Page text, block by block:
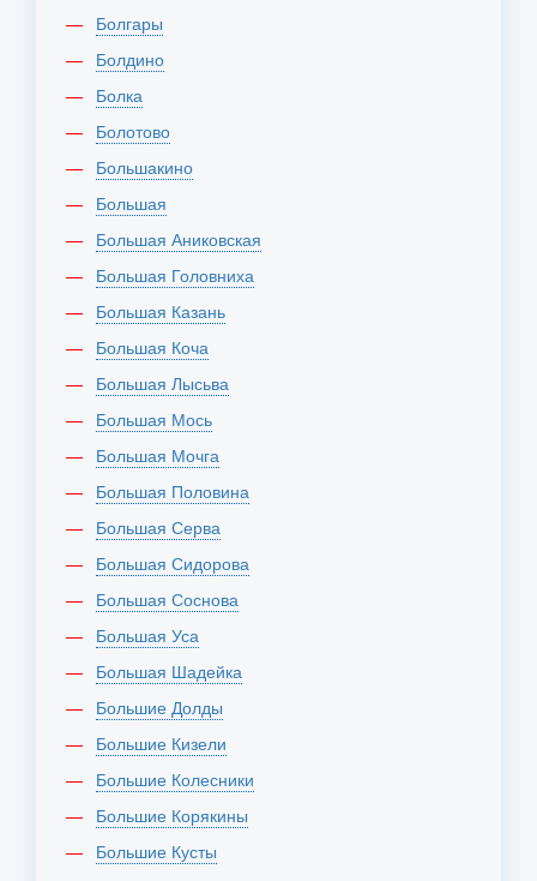
Болгары
Болдино
Болка
Болотово
Большакино
Большая
Большая Аниковская
Большая Головниха
Большая Казань
Большая Коча
Большая Лысьва
Большая Мось
Большая Мочга
Большая Половина
Большая Серва
Большая Сидорова
Большая Соснова
Большая Уса
Большая Шадейка
Большие Долды
Большие Кизели
Большие Колесники
Большие Корякины
Большие Кусты